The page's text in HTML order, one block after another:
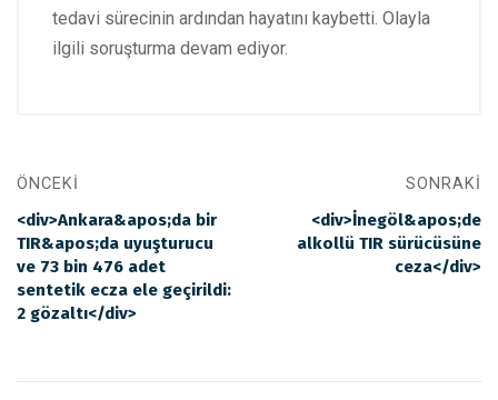
tedavi sürecinin ardından hayatını kaybetti. Olayla
ilgili soruşturma devam ediyor.
ÖNCEKI
<div>Ankara&apos;da bir
TIR&apos;da uyuşturucu
ve 73 bin 476 adet
sentetik ecza ele geçirildi:
2 gözaltı</div>
SONRAKI
<div>İnegöl&apos;de
alkollü TIR sürücüsüne
ceza</div>